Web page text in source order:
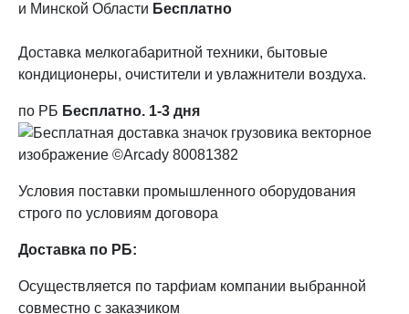
и Минской Области Бесплатно
Доставка мелкогабаритной техники, бытовые
кондиционеры, очистители и увлажнители воздуха.
по РБ Бесплатно. 1-3 дня
Условия поставки промышленного оборудования
строго по условиям договора
Доставка по РБ:
Осуществляется по тарфиам компании выбранной
совместно с заказчиком